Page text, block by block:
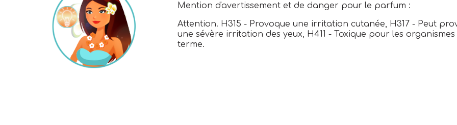
Mention d'avertissement et de danger pour le parfum :
Attention. H315 - Provoque une irritation cutanée, H317 - Peut
une sévère irritation des yeux, H411 - Toxique pour les
terme.